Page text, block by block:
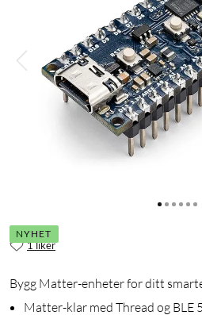
NYHET
1 liker
Bygg Matter-enheter for ditt
Matter-klar med Thread og BLE